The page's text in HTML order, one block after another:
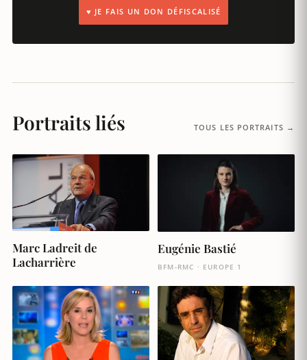
♥ JE FAIS UN DON DÉFISCALISÉ
Portraits liés TOUS LES PORTRAITS →
Marc Ladreit de
Lacharrière
Eugénie Bastié
BFM-RMC · EUROPE 1